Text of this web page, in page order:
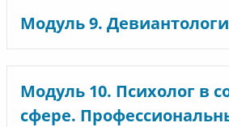
Модуль 9.
Модуль 10. Психолог в
сфере.